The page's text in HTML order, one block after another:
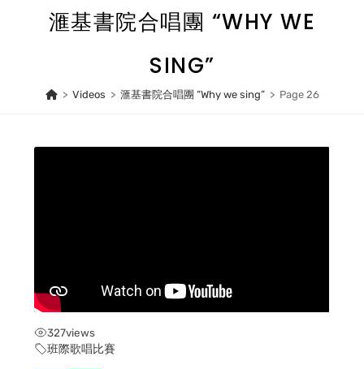
滙基書院合唱團 “WHY WE
SING”
> Videos > 滙基書院合唱團 “Why we sing” > Page 26
327views
班際歌唱比賽